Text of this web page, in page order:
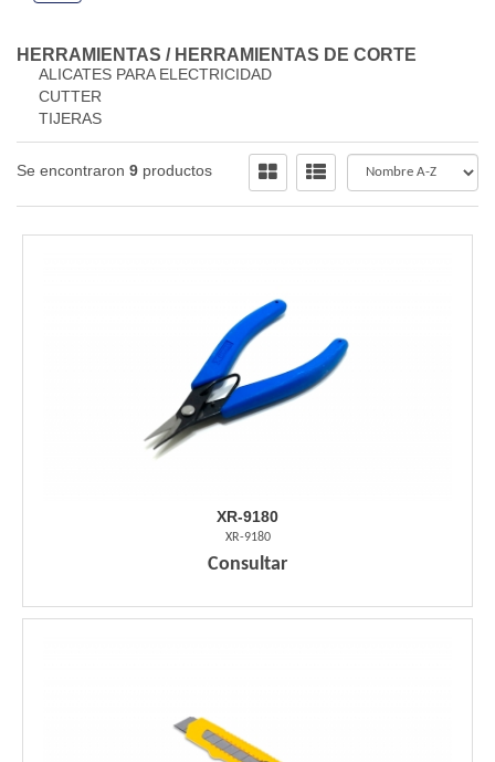
HERRAMIENTAS / HERRAMIENTAS DE CORTE
ALICATES PARA ELECTRICIDAD
CUTTER
TIJERAS
Se encontraron 9 productos
XR-9180
XR-9180
Consultar